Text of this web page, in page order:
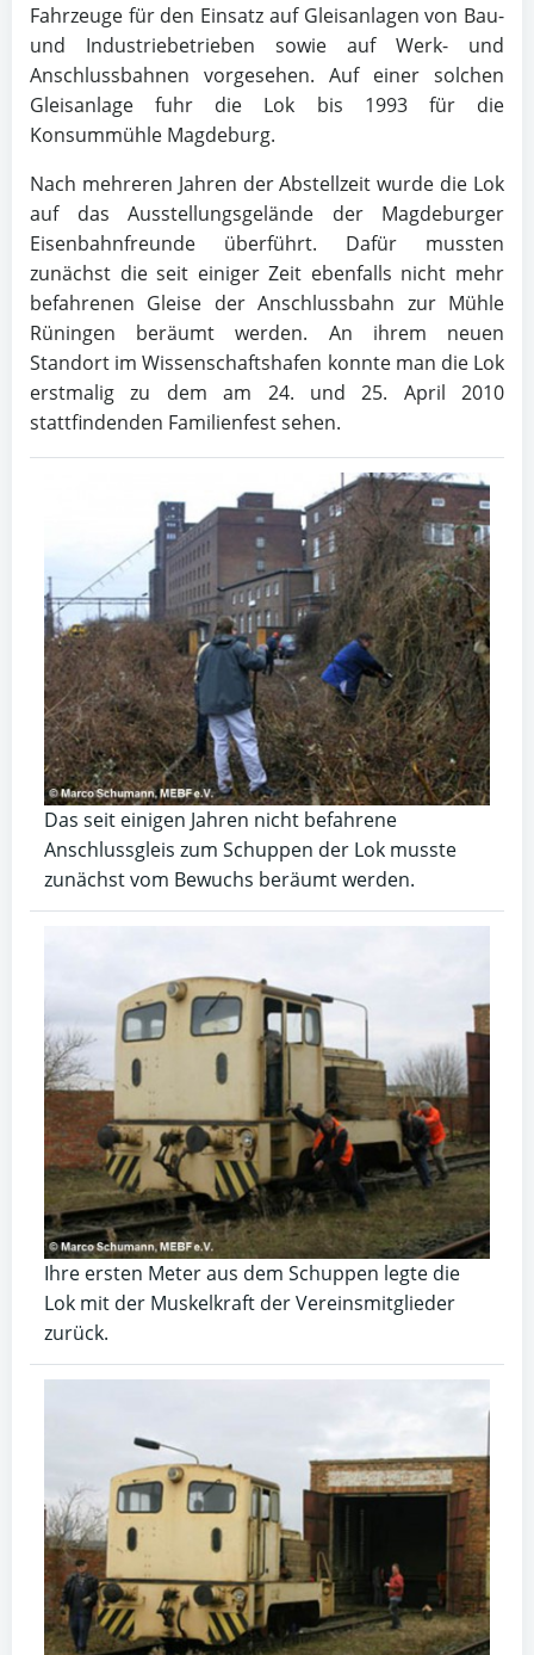
Fahrzeuge für den Einsatz auf Gleisanlagen von Bau-
und Industriebetrieben sowie auf Werk- und
Anschlussbahnen vorgesehen. Auf einer solchen
Gleisanlage fuhr die Lok bis 1993 für die
Konsummühle Magdeburg.
Nach mehreren Jahren der Abstellzeit wurde die Lok
auf das Ausstellungsgelände der Magdeburger
Eisenbahnfreunde überführt. Dafür mussten
zunächst die seit einiger Zeit ebenfalls nicht mehr
befahrenen Gleise der Anschlussbahn zur Mühle
Rüningen beräumt werden. An ihrem neuen
Standort im Wissenschaftshafen konnte man die Lok
erstmalig zu dem am 24. und 25. April 2010
stattfindenden Familienfest sehen.
Das seit einigen Jahren nicht befahrene
Anschlussgleis zum Schuppen der Lok musste
zunächst vom Bewuchs beräumt werden.
Ihre ersten Meter aus dem Schuppen legte die
Lok mit der Muskelkraft der Vereinsmitglieder
zurück.